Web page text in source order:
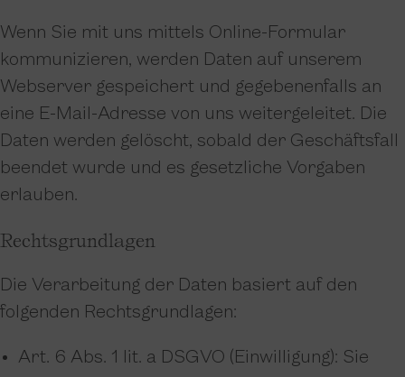
Wenn Sie mit uns mittels Online-Formular
kommunizieren, werden Daten auf unserem
Webserver gespeichert und gegebenenfalls an
eine E-Mail-Adresse von uns weitergeleitet. Die
Daten werden gelöscht, sobald der Geschäftsfall
beendet wurde und es gesetzliche Vorgaben
erlauben.
Rechtsgrundlagen
Die Verarbeitung der Daten basiert auf den
folgenden Rechtsgrundlagen:
Art. 6 Abs. 1 lit. a DSGVO (Einwilligung): Sie